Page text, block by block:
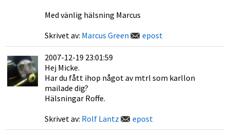
Med vänlig hälsning Marcus
Skrivet av: Marcus Green epost
2007-12-19 23:01:59
Hej Micke.
Har du fått ihop något av mtrl som karllon
mailade dig?
Hälsningar Roffe.
Skrivet av: Rolf Lantz epost